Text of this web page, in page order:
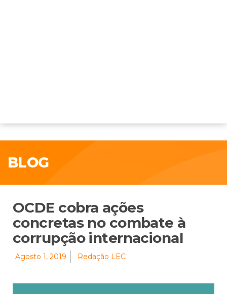
BLOG
OCDE cobra ações
concretas no combate à
corrupção internacional
Agosto 1, 2019 Redação LEC